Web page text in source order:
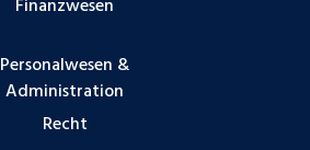
Finanzwesen
Personalwesen &
Administration
Recht